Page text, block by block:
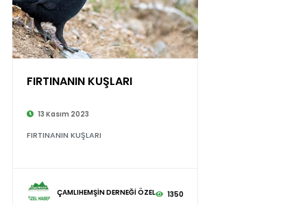
FIRTINANIN KUŞLARI
13 Kasım 2023
FIRTINANIN KUŞLARI
ÇAMLIHEMŞİN DERNEĞİ ÖZEL 1350